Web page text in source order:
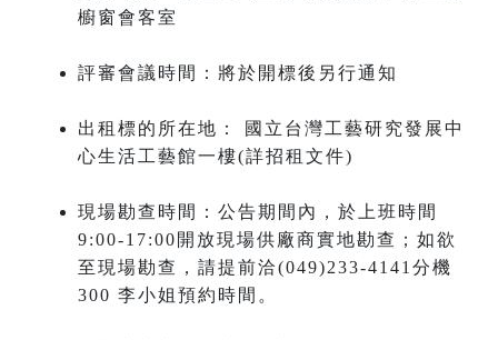
櫥窗會客室
評審會議時間：將於開標後另行通知
出租標的所在地： 國立台灣工藝研究發展中
心生活工藝館一樓(詳招租文件)
現場勘查時間：公告期間內，於上班時間
9:00-17:00開放現場供廠商實地勘查；如欲
至現場勘查，請提前洽(049)233-4141分機
300 李小姐預約時間。